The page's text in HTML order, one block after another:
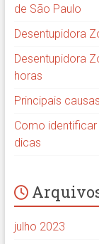
de São Paulo
Desentupidora
Desentupidora
horas
Principais
Como
dicas
julho 2023